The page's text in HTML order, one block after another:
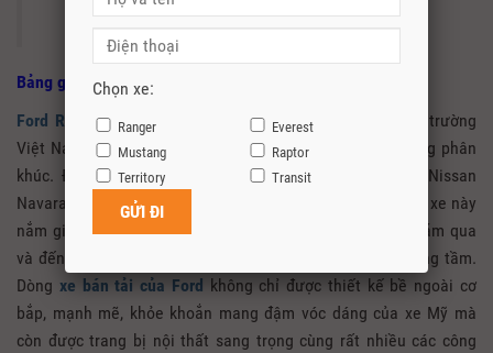
Bảng giá xe Ford Ranger tại Điện Biên
Ford Rangerđược mệnh danh ông “vua bán tải” tại thị trường
Việt Nam khi chiếc xe này chiếm gần 60% thị trường trong phân
khúc. Đối thủ của Ford Ranger là Chevrolet Colorado, Nissan
Navara, ISUZU D-max và Mitsubishi Triton. Tuy nhiên mẫu xe này
nắm giữ vị thế độc tôn trong phân khúc bán tải nhiều năm qua
và đến hiện tại mẫu xe nước Mỹ vẫn chưa có đối thủ xứng tầm.
Dòng xe bán tải của Ford không chỉ được thiết kế bề ngoài cơ
bắp, mạnh mẽ, khỏe khoắn mang đậm vóc dáng của xe Mỹ mà
còn được trang bị nội thất sang trọng cùng rất nhiều các công
Chọn xe:
Ranger
Everest
Mustang
Raptor
Territory
Transit